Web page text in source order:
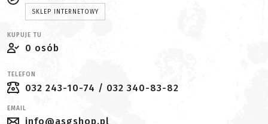
SKLEP INTERNETOWY
KUPUJE TU
0 osób
TELEFON
032 243-10-74 / 032 340-83-82
EMAIL
info@asgshop.pl